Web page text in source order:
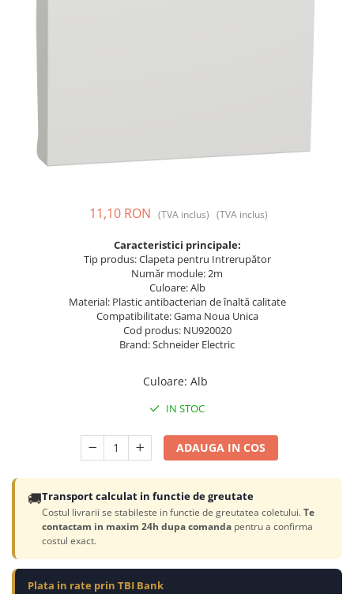
Variator de tensiune
Întrerupătoare
11,10 RON (TVA inclus) (TVA inclus)
Caracteristici principale:
Tip produs: Clapeta pentru Intrerupător
Număr module: 2m
Culoare: Alb
Material: Plastic antibacterian de înaltă calitate
Compatibilitate: Gama Noua Unica
Cod produs: NU920020
Brand: Schneider Electric
Culoare: Alb
IN STOC
ADAUGA IN COS
🚚Transport calculat in functie de greutate
Costul livrarii se stabileste in functie de greutatea coletului.Te
contactam in maxim 24h dupa comanda pentru a confirma
costul exact.
Plata in rate prin TBI Bank